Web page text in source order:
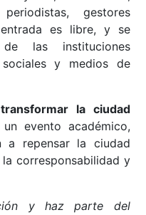
gestores
es libre, y se
las instituciones
sociales y medios de
la ciudad
evento académico,
a repensar la ciudad
corresponsabilidad y
y haz parte del